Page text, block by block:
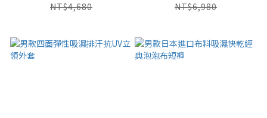
NT$4,680
NT$6,980